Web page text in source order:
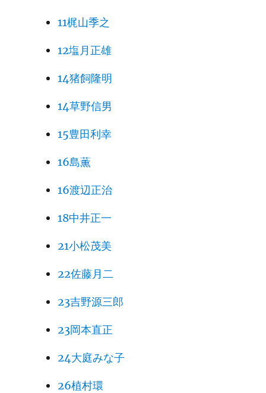
11梶山季之
12塩月正雄
14猪飼隆明
14草野信男
15豊田利幸
16島薫
16渡辺正治
18中井正一
21小松茂美
22佐藤月二
23吉野源三郎
23岡本直正
24大庭みな子
26植村環